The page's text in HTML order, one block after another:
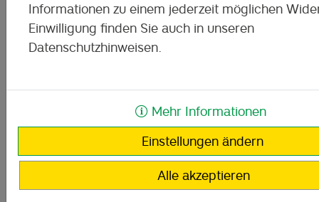
Letzter Halt vor den Sommerferien!
Vom 19.06. bis zum 26.06. machte das Digitale
Klassenzimmer zum letzten Mal vor den
– und zwar in Leipzig. Diesmal stand kein
Informationen zu einem jederzeit möglichen
Einwilligung finden Sie auch in unseren
Datenschutzhinweisen.
Mehr Informationen
Einstellungen ändern
Alle akzeptieren